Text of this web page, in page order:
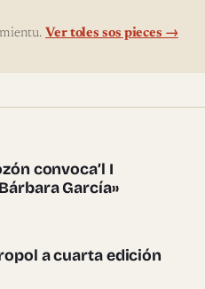
Ver toles sos pieces →
convoca’l I
García»
a cuarta edición